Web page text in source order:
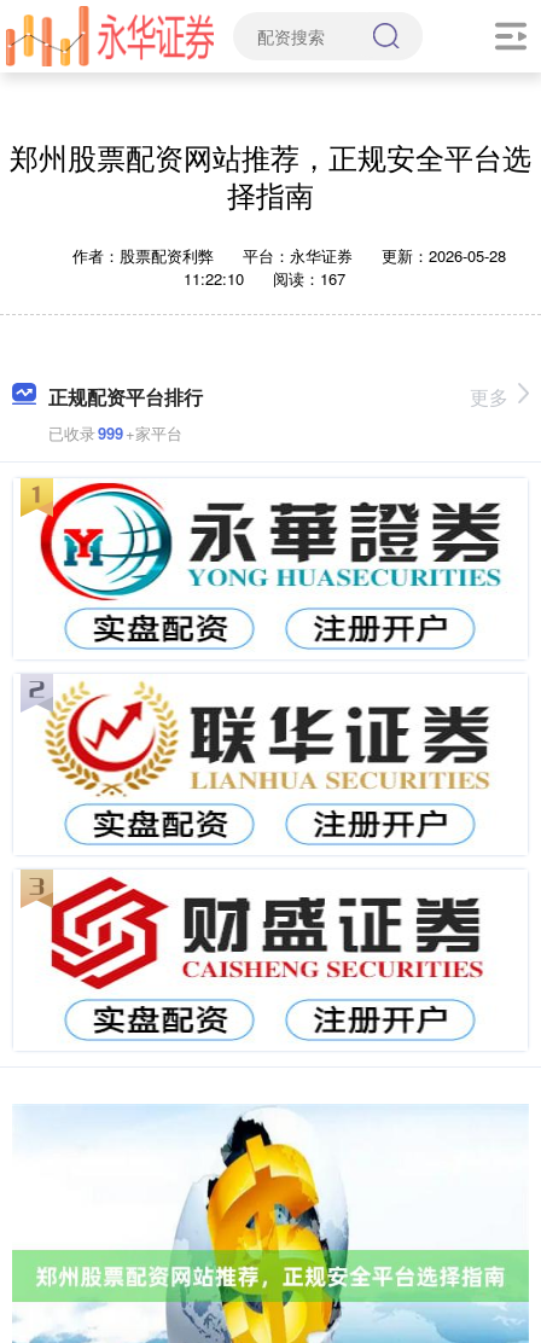
郑州股票配资网站推荐，正规安全平台选
择指南
作者：股票配资利弊 平台：永华证券
更新：2026-05-28
11:22:10
阅读：167
正规配资平台排行
已收录999+家平台
更多